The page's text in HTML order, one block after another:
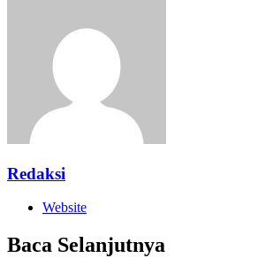
Redaksi
Website
Baca Selanjutnya